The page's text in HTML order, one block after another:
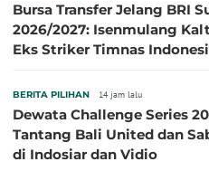
Bursa Transfer Jelang BRI
2026/2027: Isenmulang
Eks Striker Timnas
BERITA PILIHAN 14 jam lalu
Dewata Challenge Series
Tantang Bali United dan
di Indosiar dan Vidio